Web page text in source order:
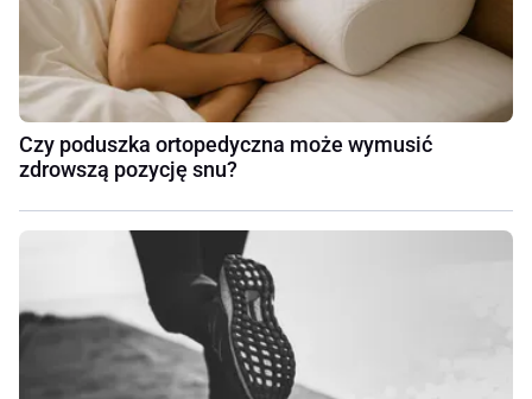
Czy poduszka ortopedyczna może wymusić
zdrowszą pozycję snu?